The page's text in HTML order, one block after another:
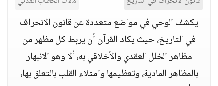
يكشف الوحي في مواضع متعددة عن قانون الانحراف
في التاريخ، حيث يكاد القرآن أن يربط كل مظهر من
مظاهر الخلل العقدي والأخلاقي به، ألا وهو الانبهار
بالمظاهر المادية، وتعظيمها وامتلاء القلب بالتعلق بها،